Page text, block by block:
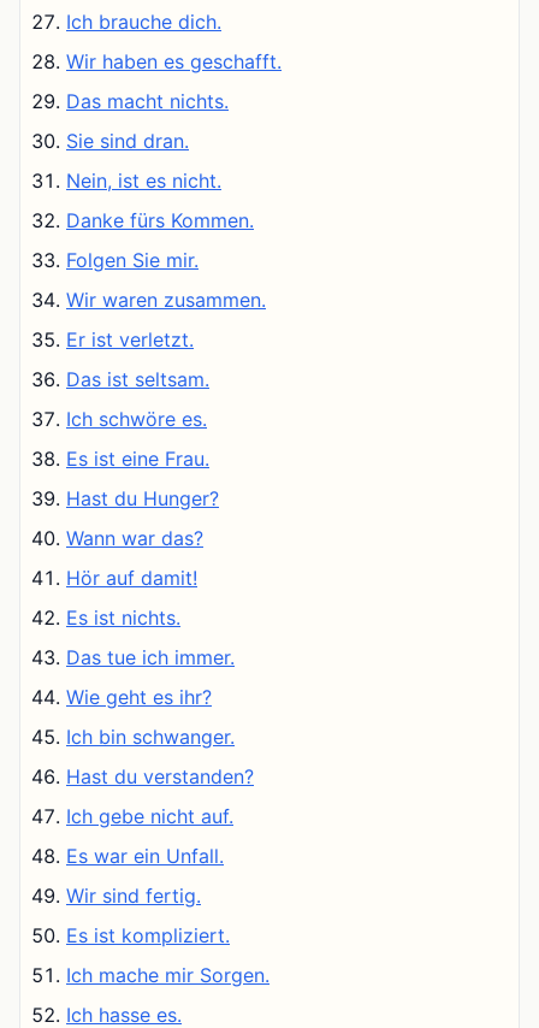
Ich brauche dich.
Wir haben es geschafft.
Das macht nichts.
Sie sind dran.
Nein, ist es nicht.
Danke fürs Kommen.
Folgen Sie mir.
Wir waren zusammen.
Er ist verletzt.
Das ist seltsam.
Ich schwöre es.
Es ist eine Frau.
Hast du Hunger?
Wann war das?
Hör auf damit!
Es ist nichts.
Das tue ich immer.
Wie geht es ihr?
Ich bin schwanger.
Hast du verstanden?
Ich gebe nicht auf.
Es war ein Unfall.
Wir sind fertig.
Es ist kompliziert.
Ich mache mir Sorgen.
Ich hasse es.